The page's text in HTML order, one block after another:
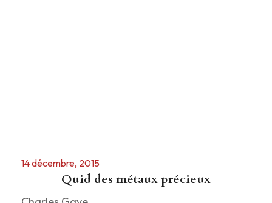
14 décembre, 2015
Quid des métaux précieux